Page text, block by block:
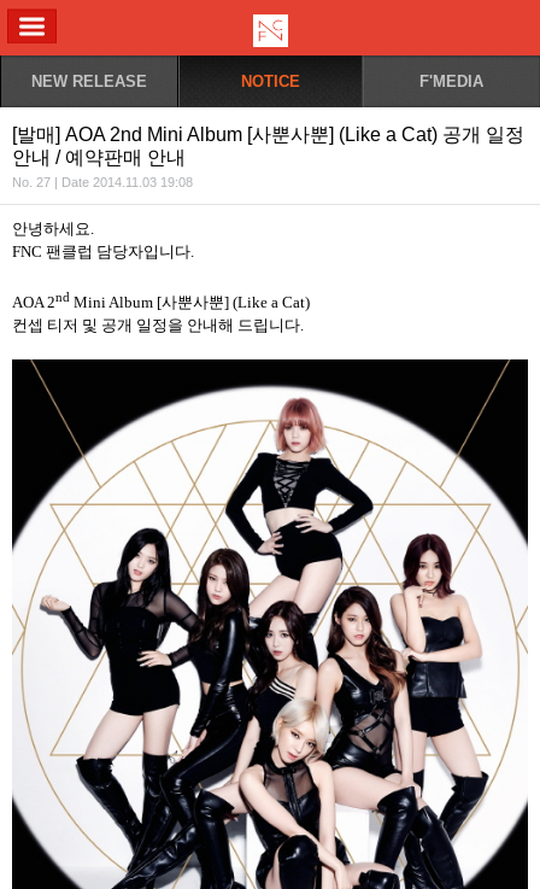
NEW RELEASE NOTICE F'MEDIA
[발매] AOA 2nd Mini Album [사뿐사뿐] (Like a Cat) 공개 일정
안내 / 예약판매 안내
No. 27 | Date 2014.11.03 19:08
안녕하세요.
FNC 팬클럽 담당자입니다.
AOA 2nd Mini Album [사뿐사뿐] (Like a Cat)
컨셉 티저 및 공개 일정을 안내해 드립니다.